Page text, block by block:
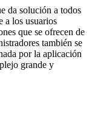
da solución a todos
a los usuarios
que se ofrecen de
también se
por la aplicación
grande y